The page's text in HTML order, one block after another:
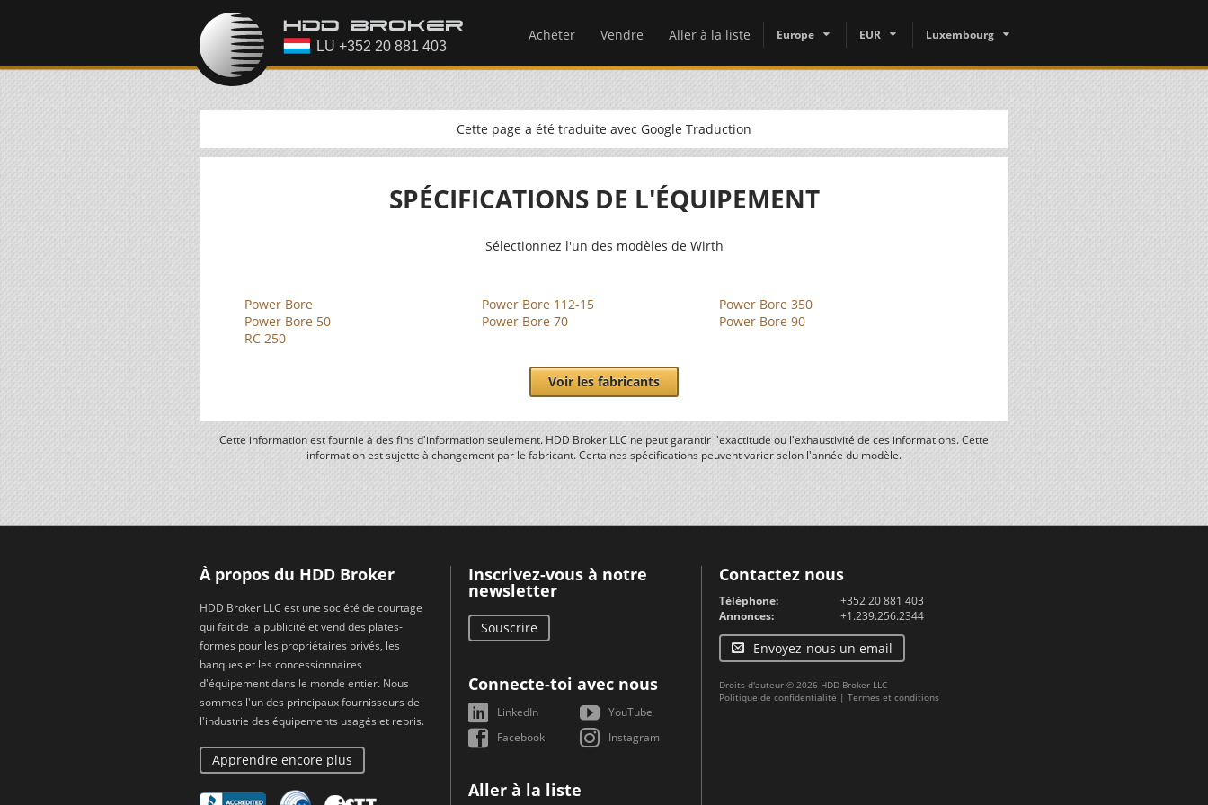
Acheter Vendre Aller à la liste Europe EUR Luxembourg
Cette page a été traduite avec Google Traduction
SPÉCIFICATIONS DE L'ÉQUIPEMENT
Sélectionnez l'un des modèles de Wirth
Power Bore Power Bore 112-15
Power Bore 350
Power Bore 50
Power Bore 70
Power Bore 90
RC 250
Voir les fabricants
Cette information est fournie à des fins d'information seulement. HDD Broker LLC ne peut garantir l'exactitude ou l'exhaustivité de ces informations. Cette
information est sujette à changement par le fabricant. Certaines spécifications peuvent varier selon l'année du modèle.
À propos du HDD Broker
HDD Broker LLC est une société de courtage
qui fait de la publicité et vend des plates-
formes pour les propriétaires privés, les
banques et les concessionnaires
d'équipement dans le monde entier. Nous
sommes l'un des principaux fournisseurs de
l'industrie des équipements usagés et repris.
Apprendre encore plus
Inscrivez-vous à notre
newsletter
Souscrire
Connecte-toi avec nous
LinkedIn
YouTube
Facebook
Instagram
Aller à la liste
Contactez nous
Téléphone:
+352 20 881 403
Annonces:
+1.239.256.2344
Envoyez-nous un email
Droits d'auteur © 2026 HDD Broker LLC
Politique de confidentialité | Termes et conditions